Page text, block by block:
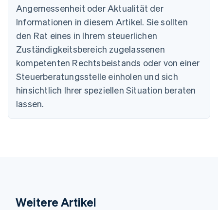
Angemessenheit oder Aktualität der
Informationen in diesem Artikel. Sie sollten
den Rat eines in Ihrem steuerlichen
Zuständigkeitsbereich zugelassenen
kompetenten Rechtsbeistands oder von einer
Steuerberatungsstelle einholen und sich
hinsichtlich Ihrer speziellen Situation beraten
lassen.
Weitere Artikel
English
Dänemark
English
Deutschland
Deutsch English
Estland
Festlandchina
简体中文English
Finnland
English
Frankreich
Irland